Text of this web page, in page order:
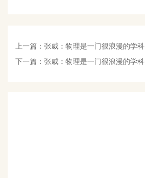
上一篇： 张威：物理是一门很浪漫的学科
下一篇： 张威：物理是一门很浪漫的学科